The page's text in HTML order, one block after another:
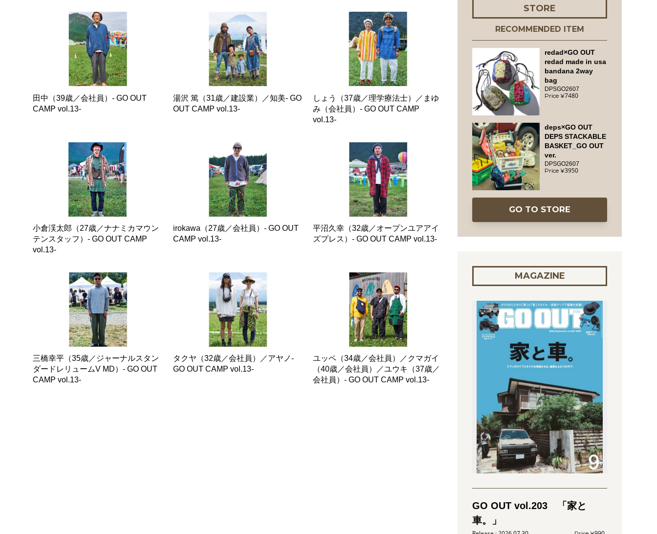
田中（39歳／会社員）- GO OUT
CAMP vol.13-
湯沢 篤（31歳／建設業）／知美- GO
OUT CAMP vol.13-
しょう（37歳／理学療法士）／まゆ
み（会社員）- GO OUT CAMP
vol.13-
小倉渓太郎（27歳／ナナミカマウン
テンスタッフ）- GO OUT CAMP
vol.13-
irokawa（27歳／会社員）- GO OUT
CAMP vol.13-
平沼久幸（32歳／オープンユアアイ
ズプレス）- GO OUT CAMP vol.13-
三橋幸平（35歳／ジャーナルスタン
ダードレリュームV MD）- GO OUT
CAMP vol.13-
タクヤ（32歳／会社員）／アヤノ-
GO OUT CAMP vol.13-
ユッペ（34歳／会社員）／クマガイ
（40歳／会社員）／ユウキ（37歳／
会社員）- GO OUT CAMP vol.13-
STORE
RECOMMENDED ITEM
redad×GO OUT
redad made in usa
bandana 2way
bag
DPSGO2607
7480
deps×GO OUT
DEPS STACKABLE
BASKET_GO OUT
ver.
DPSGO2607
3950
GO TO STORE
MAGAZINE
GO OUT vol.203 「家と
車。」